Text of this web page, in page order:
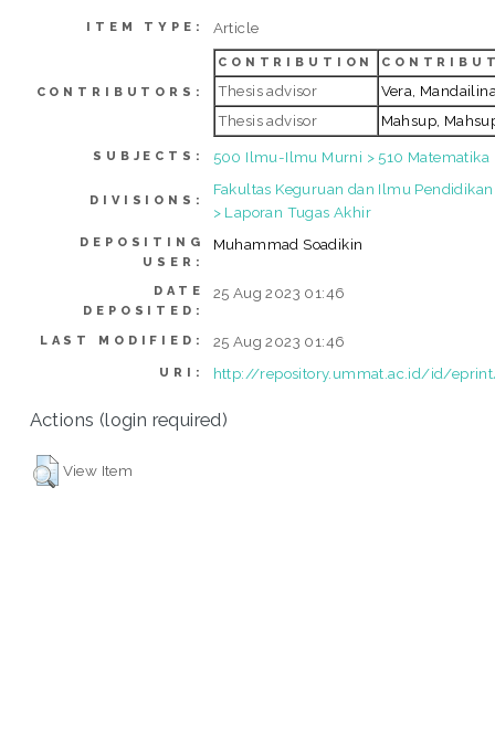
ITEM TYPE: Article
CONTRIBUTORS:
CONTRIBUTION
Thesis advisor
Vera,
Thesis advisor
Mahsup,
SUBJECTS: 500 Ilmu-Ilmu Murni > 510 Matematika
DIVISIONS:
Fakultas Keguruan dan Ilmu
> Laporan Tugas Akhir
DEPOSITING
USER:
Muhammad Soadikin
DATE
DEPOSITED:
25 Aug 2023 01:46
LAST MODIFIED: 25 Aug 2023 01:46
URI: http://repository.ummat.ac.id/id/
Actions (login required)
View Item